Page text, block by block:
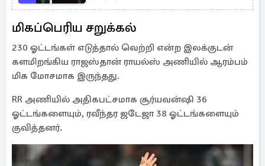
மிகப்பெரிய சறுக்கல்
230 ஓட்டங்கள் எடுத்தால் வெற்றி என்ற இலக்குடன்
களமிறங்கிய ராஜஸ்தான் ராயல்ஸ் அணியில் ஆரம்பம்
மிக மோசமாக இருந்தது.
RR அணியில் அதிகபட்சமாக சூர்யவன்ஷி 36
ஓட்டங்களையும், ரவீந்தர ஜடேஜா 38 ஓட்டங்களையும்
குவித்தனர்.